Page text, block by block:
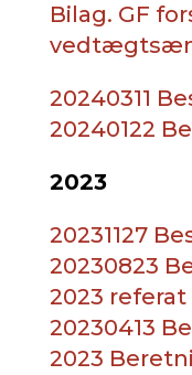
Bilag. GF
20240311
20240122
2023
20231127
20230823
2023
20230413
2023